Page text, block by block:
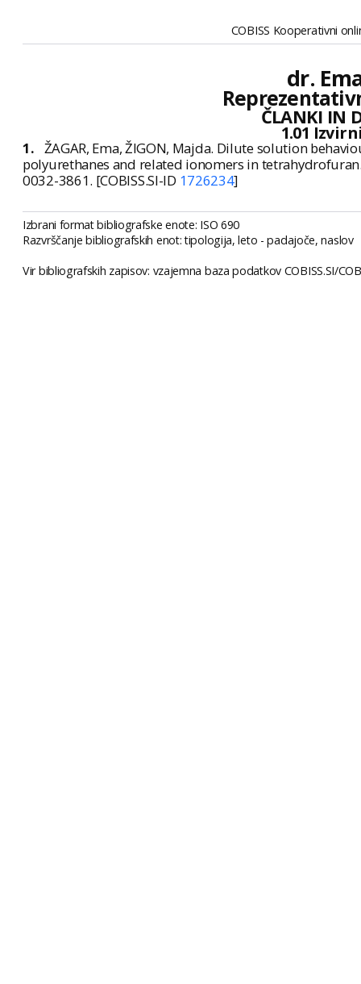
COBISS Kooperativni
dr.
ČLANKI IN
1.01
1. ŽAGAR, Ema, ŽIGON, Majda. Dilute solution
polyurethanes and related ionomers in
0032-3861. [COBISS.SI-ID 1726234]
Izbrani format bibliografske enote: ISO 690
Razvrščanje bibliografskih enot: tipologija, leto - padajoče, naslov
Vir bibliografskih zapisov: vzajemna baza podatkov COBISS.SI/